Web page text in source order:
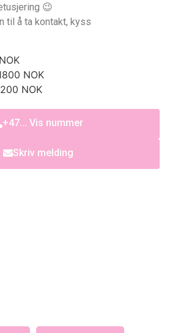
😉
til å ta kontakt, kyss
NOK
NOK
+47... Vis nummer
Skriv melding